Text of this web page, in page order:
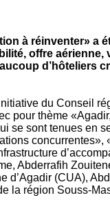
à réinventer» a
offre
d’hôteliers
du Conseil
pour thème
se sont tenues en
Abderrafih
d’Agadir (CUA),
la région Souss-